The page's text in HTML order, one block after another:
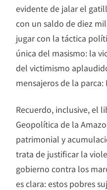
evidente de jalar el
con un saldo de diez
jugar con la táctica
única del masismo: la
del victimismo
mensajeros de la parca:
Recuerdo, inclusive, el
Geopolítica de la
patrimonial y
trata de justificar la
gobierno contra los
es clara: estos pobres